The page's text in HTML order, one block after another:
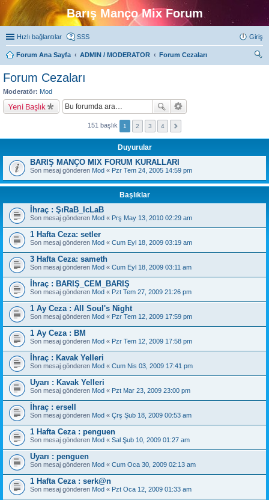
Barış Manço Mix Forum
Hızlı bağlantılar SSS Giriş
Forum Ana Sayfa ADMIN / MODERATOR
Forum Cezaları
Forum Cezaları
Moderatör: Mod
Yeni Başlık
151 başlık 1 2 3 4
Duyurular
BARIŞ MANÇO MIX FORUM KURALLARI
Son mesaj gönderen Mod « Pzr Tem 24, 2005 14:59 pm
Başlıklar
İhraç : ŞıRaB_IcLaB
Son mesaj gönderen Mod « Prş May 13, 2010 02:29 am
1 Hafta Ceza: setler
Son mesaj gönderen Mod « Cum Eyl 18, 2009 03:19 am
3 Hafta Ceza: sameth
Son mesaj gönderen Mod « Cum Eyl 18, 2009 03:11 am
İhraç : BARIŞ_CEM_BARIŞ
Son mesaj gönderen Mod « Pzt Tem 27, 2009 21:26 pm
1 Ay Ceza : All Soul's Night
Son mesaj gönderen Mod « Pzr Tem 12, 2009 17:59 pm
1 Ay Ceza : BM
Son mesaj gönderen Mod « Pzr Tem 12, 2009 17:58 pm
İhraç : Kavak Yelleri
Son mesaj gönderen Mod « Cum Nis 03, 2009 17:41 pm
Uyarı : Kavak Yelleri
Son mesaj gönderen Mod « Pzt Mar 23, 2009 23:00 pm
İhraç : ersell
Son mesaj gönderen Mod « Çrş Şub 18, 2009 00:53 am
1 Hafta Ceza : penguen
Son mesaj gönderen Mod « Sal Şub 10, 2009 01:27 am
Uyarı : penguen
Son mesaj gönderen Mod « Cum Oca 30, 2009 02:13 am
1 Hafta Ceza : serk@n
Son mesaj gönderen Mod « Pzt Oca 12, 2009 01:33 am